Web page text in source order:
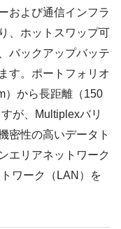
および通信インフラ
、ホットスワップ可
バックアップバッテ
す。ポートフォリオ
）から長距離（150
が、Multiplexバリ
密性の高いデータト
エリアネットワーク
ワーク（LAN）を